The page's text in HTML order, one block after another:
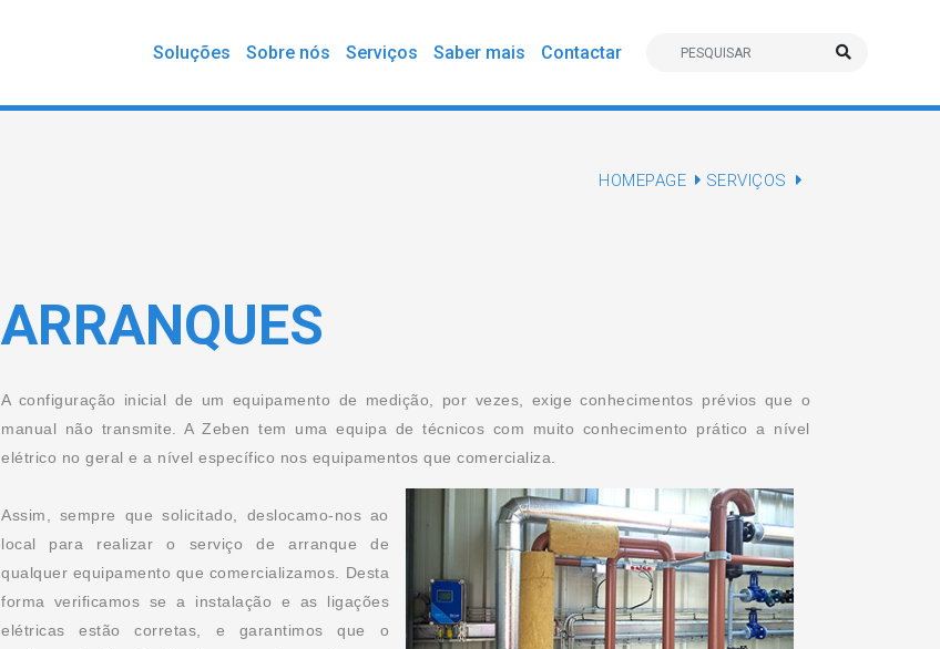
Soluções Sobre nós Serviços Saber mais Contactar
HOMEPAGE SERVIÇOS
ARRANQUES
A configuração inicial de um equipamento de medição, por vezes, exige conhecimentos prévios que o
manual não transmite. A Zeben tem uma equipa de técnicos com muito conhecimento prático a nível
elétrico no geral e a nível específico nos equipamentos que comercializa.
Assim, sempre que solicitado, deslocamo-nos ao
local para realizar o serviço de arranque de
qualquer equipamento que comercializamos. Desta
forma verificamos se a instalação e as ligações
elétricas estão corretas, e garantimos que o